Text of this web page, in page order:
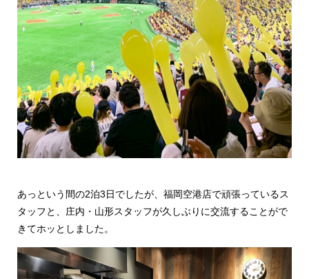
あっという間の2泊3日でしたが、福岡空港店で頑張っているス
タッフと、庄内・山形スタッフが久しぶりに交流することがで
きてホッとしました。